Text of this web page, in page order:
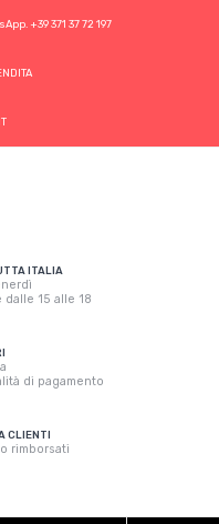
+39 371 37 72 197
ITALIA
dalle 15 alle 18
di pagamento
CLIENTI
rimborsati